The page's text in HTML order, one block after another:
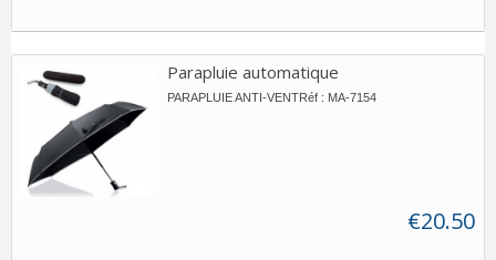
Parapluie automatique
PARAPLUIE ANTI-VENTRéf : MA-7154
€20.50